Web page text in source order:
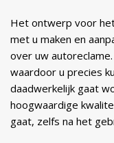
Het ontwerp voor
met u maken en
over uw
waardoor u precies
daadwerkelijk gaat
hoogwaardige
gaat, zelfs na het